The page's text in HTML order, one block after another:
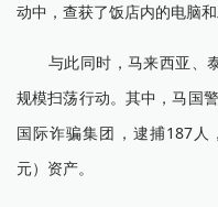
动中，查获了饭店内的电脑
与此同时，马来西亚、泰
规模扫荡行动。其中，马国
国际诈骗集团，逮捕187人
元）资产。